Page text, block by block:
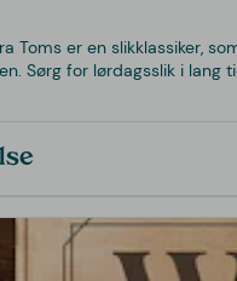
Toms er en slikklassiker,
Sørg for lørdagsslik i